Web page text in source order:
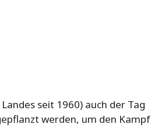
seit 1960) auch der Tag
werden, um den Kampf